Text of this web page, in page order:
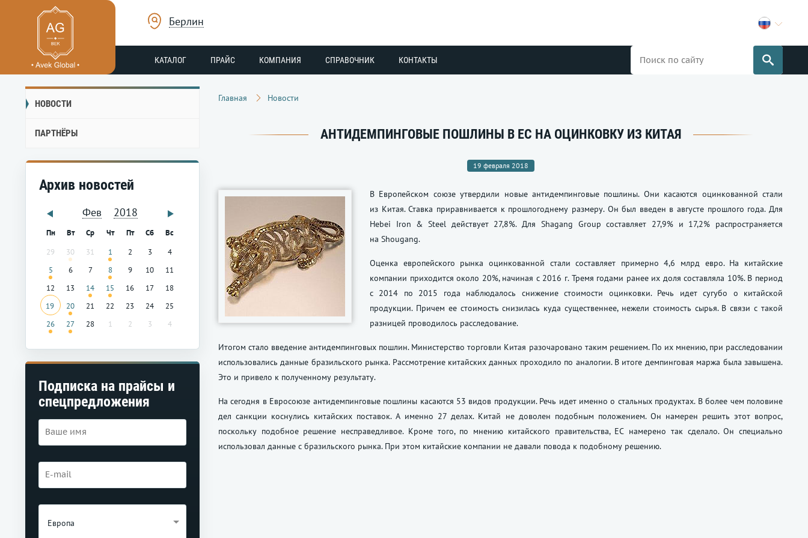
Берлин
КАТАЛОГ ПРАЙС КОМПАНИЯ СПРАВОЧНИК КОНТАКТЫ
НОВОСТИ
ПАРТНЁРЫ
Архив новостей
Фев 2018
Пн Вт Ср Чт Пт Сб
Вс
29
30 31 1 2 3
4
5
6 7 8 9 10
11
12
13 14 15 16 17
18
19
20 21 22 23 24
25
26
27 28 1 2 3 4
Подписка на прайсы и
спецпредложения
Европа
Главная Новости
АНТИДЕМПИНГОВЫЕ ПОШЛИНЫ В ЕС НА ОЦИНКОВКУ ИЗ КИТАЯ
19 февраля 2018
В Европейском союзе утвердили новые антидемпинговые пошлины. Они касаются оцинкованной стали
из Китая. Ставка приравнивается к прошлогоднему размеру. Он был введен в августе прошлого года. Для
Hebei Iron & Steel действует 27,8%. Для Shagang Group составляет 27,9% и 17,2% распространяется
на Shougang.
Оценка европейского рынка оцинкованной стали составляет примерно 4,6 млрд евро. На китайские
компании приходится около 20%, начиная с 2016 г. Тремя годами ранее их доля составляла 10%. В период
с 2014 по 2015 года наблюдалось снижение стоимости оцинковки. Речь идет сугубо о китайской
продукции. Причем ее стоимость снизилась куда существеннее, нежели стоимость сырья. В связи с такой
разницей проводилось расследование.
Итогом стало введение антидемпинговых пошлин. Министерство торговли Китая разочаровано таким решением. По их мнению, при расследовании
использовались данные бразильского рынка. Рассмотрение китайских данных проходило по аналогии. В итоге демпинговая маржа была завышена.
Это и привело к полученному результату.
На сегодня в Евросоюзе антидемпинговые пошлины касаются 53 видов продукции. Речь идет именно о стальных продуктах. В более чем половине
дел санкции коснулись китайских поставок. А именно 27 делах. Китай не доволен подобным положением. Он намерен решить этот вопрос,
поскольку подобное решение несправедливое. Кроме того, по мнению китайского правительства, ЕС намерено так сделало. Он специально
использовал данные с бразильского рынка. При этом китайские компании не давали повода к подобному решению.